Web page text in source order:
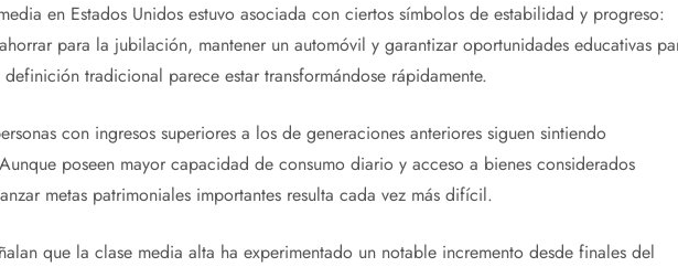
en Estados Unidos estuvo asociada con ciertos símbolos de estabilidad y progreso:
para la jubilación, mantener un automóvil y garantizar oportunidades educativas
tradicional parece estar transformándose rápidamente.
con ingresos superiores a los de generaciones anteriores siguen sintiendo
poseen mayor capacidad de consumo diario y acceso a bienes considerados
metas patrimoniales importantes resulta cada vez más difícil.
que la clase media alta ha experimentado un notable incremento desde finales del